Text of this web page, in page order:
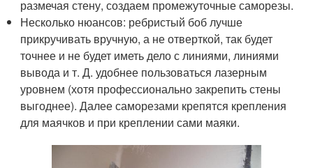
размечая стену, создаем промежуточные саморезы.
Несколько нюансов: ребристый боб лучше
прикручивать вручную, а не отверткой, так будет
точнее и не будет иметь дело с линиями, линиями
вывода и т. Д. удобнее пользоваться лазерным
уровнем (хотя профессионально закрепить стены
выгоднее). Далее саморезами крепятся крепления
для маячков и при креплении сами маяки.